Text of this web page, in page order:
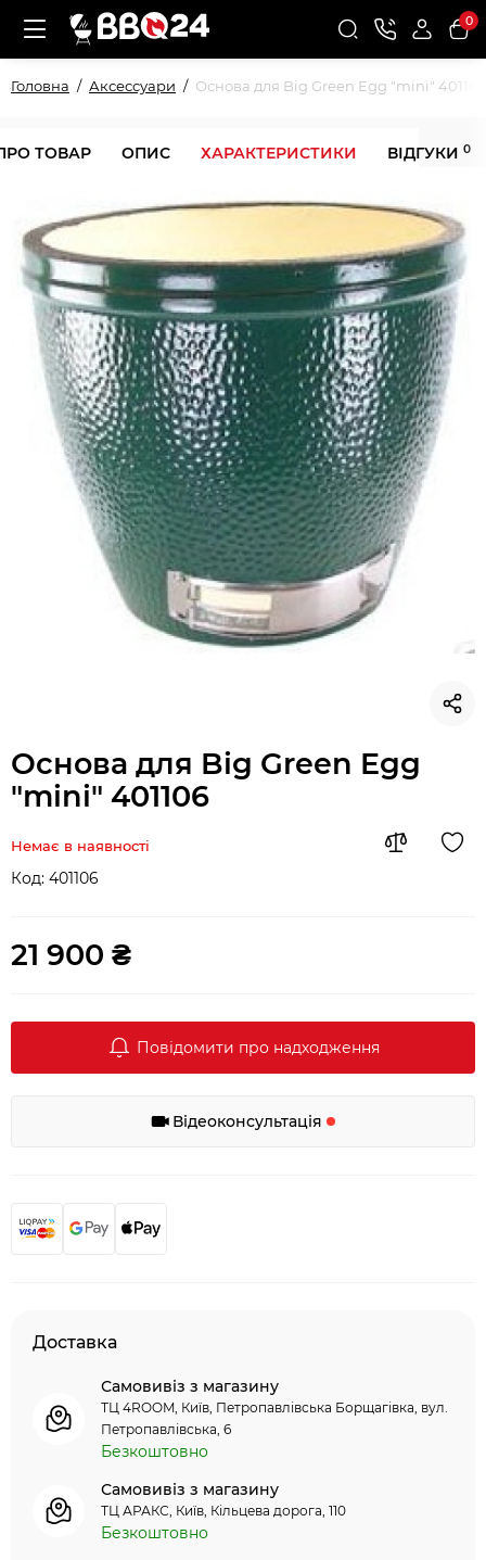
0
Головна Аксессуари Основа для Big Green Egg "mini" 401106
ТОВАР ОПИС ХАРАКТЕРИСТИКИ ВІДГУКИ 0
Основа для Big Green Egg
"mini" 401106
Немає в наявності
Код: 401106
21 900 ₴
Повідомити про надходження
Відеоконсультація
Доставка
Самовивіз з магазину
ТЦ 4ROOM, Київ, Петропавлівська Борщагівка, вул.
Петропавлівська, 6
Безкоштовно
Самовивіз з магазину
ТЦ АРАКС, Київ, Кільцева дорога, 110
Безкоштовно